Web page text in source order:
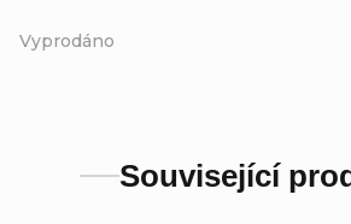
Vyprodáno
Související